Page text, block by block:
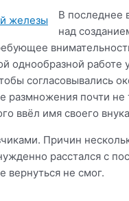
В последнее
над
однообразной работе
согласовывались
размножения почти
ввёл имя своего
Причин
расстался с
вернуться не смог.